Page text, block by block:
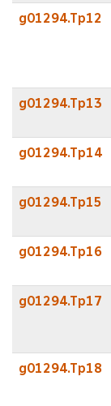
g01294.Tp12
g01294.Tp13
g01294.Tp14
g01294.Tp15
g01294.Tp16
g01294.Tp17
g01294.Tp18